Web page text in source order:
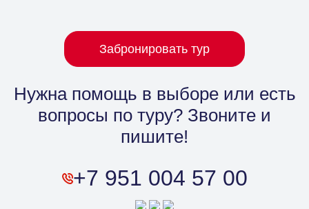
Забронировать тур
Нужна помощь в выборе или есть
вопросы по туру? Звоните и
пишите!
+7 951 004 57 00